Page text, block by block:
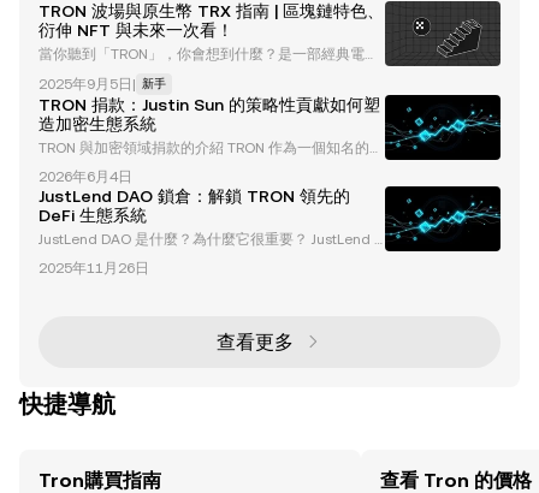
TRON 波場與原生幣 TRX 指南 | 區塊鏈特色、
衍伸 NFT 與未來一次看！
當你聽到「TRON」，你會想到什麼？是一部經典電
影，還是一個創新的區塊鏈平台？拿起你的爆米花，繼
續閱讀吧！本文將帶您深入探索 TRON 的區塊鏈生態
系統，這是加密貨幣和區塊鏈行業中的重要參與者，吸
引了無數參與者與技術愛好者。 我們將全面分析 TRO
N（TRX）的區塊鏈技術，涵蓋其技術層面、營運狀況
以及在數位經濟中的地位。同時，也會探討 TRON 的
核心組成部分、技術特點，以及它在加密貨幣和區塊鏈
生
2025年9月5日 | 新手
TRON 捐款：Justin Sun 的策略性貢獻如何塑
造加密生態系統
TRON 與加密領域捐款的介紹 TRON 作為一個知名的區
塊鏈平台，不僅因其技術進步而成為加密貨幣行業的領
導者，也因其創辦人 Justin Sun 的創新捐款策略和生
態系統投資而備受矚目。這些貢獻通常以代幣購買的形
式進行，展現了 TRON 在慈善和區塊鏈發展上的獨特
方法。 在本文中，我們將深入探討 TRON 和 Justin Su
n 的捐款策略如何影響加密領域，這些貢獻背後的機
2026年6月4日
JustLend DAO 鎖倉：解鎖 TRON 領先的
DeFi 生態系統
JustLend DAO 是什麼？為什麼它很重要？ JustLend D
AO 是 TRON 生態系統中領先的去中心化借貸協議，作
為去中心化金融（DeFi）創新的基石。其總鎖倉價值
平台提供多樣化的金融服務，包括借貸、質押和能量租
賃，成為零售和機構投資者的綜合金融中心。
2025年11月26日
查看更多
快捷導航
Tron購買指南 查看 Tron 的價格